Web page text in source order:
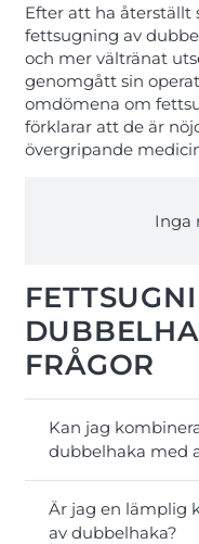
Efter att ha återställt
fettsugning av
och mer vältränat
genomgått sin
omdömena om
förklarar att de är
övergripande
Inga
FRÅGOR
Kan jag
dubbelhaka med
Är jag en lämplig
av dubbelhaka?